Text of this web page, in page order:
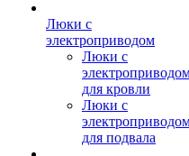
Люки с
электроприводом
Люки с
для кровли
Люки с
для подвала